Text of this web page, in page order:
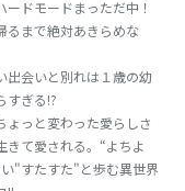
ードモードまっただ中！
るまで絶対あきらめな
出会いと別れは１歳の幼
すぎる!?
ょっと変わった愛らしさ
きて愛される。“よちよ
"すたすた"と歩む異世界